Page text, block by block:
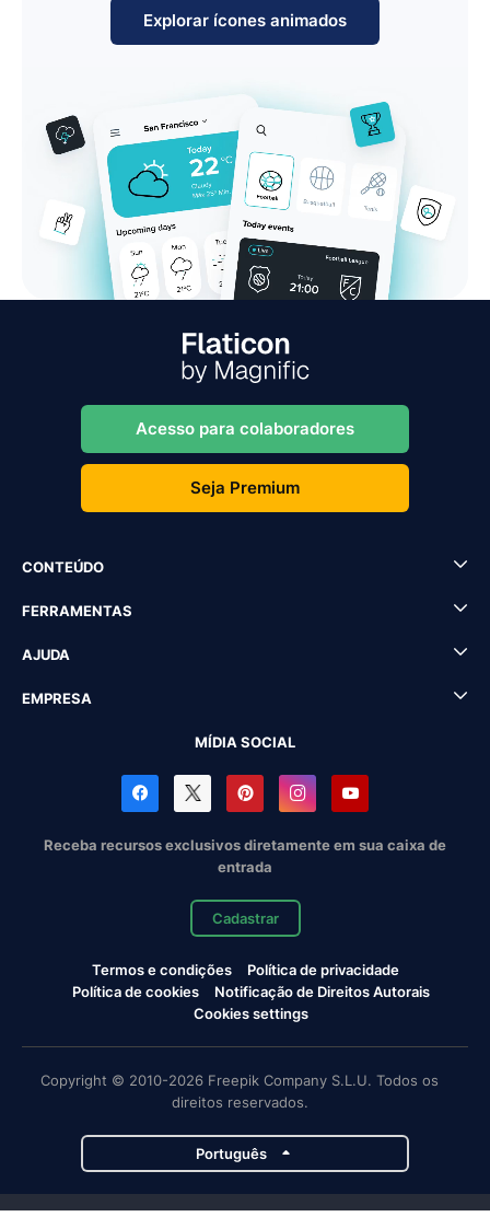
Explorar ícones animados
Acesso para colaboradores
Seja Premium
CONTEÚDO
FERRAMENTAS
AJUDA
EMPRESA
MÍDIA SOCIAL
Receba recursos exclusivos diretamente em sua caixa de
entrada
Cadastrar
Termos e condições
Política de privacidade
Política de cookies
Notificação de Direitos Autorais
Cookies settings
Copyright © 2010-2026 Freepik Company S.L.U. Todos os
direitos reservados.
Português